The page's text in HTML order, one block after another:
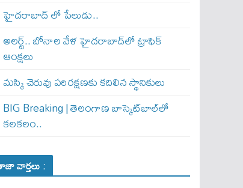
హైదరాబాద్ లో పేలుడు..
అలర్ట్‌.. బోనాల వేళ హైదరాబాద్‌లో ట్రాఫిక్‌
ఆంక్షలు
మస్కి చెరువు పరిరక్షణకు కదిలిన స్థానికులు
BIG Breaking | తెలంగాణ బాస్కెట్‌బాల్‌లో
కలకలం..
వార్తలు :